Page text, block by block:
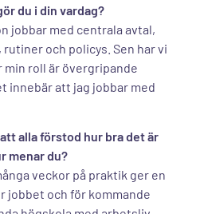
du i din vardag?
jobbar med centrala avtal,
och policys. Sen har vi
min roll är övergripande
innebär att jag jobbar med
alla förstod hur bra det är
menar du?
veckor på praktik ger en
jobbet och för kommande